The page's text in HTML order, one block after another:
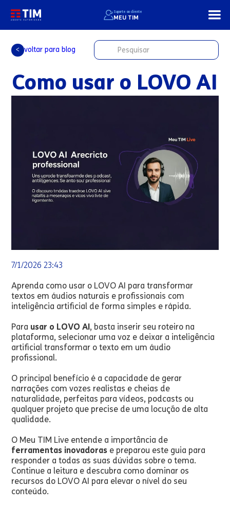
Suporte ao cliente
MEU TIM
< voltar para blog
Como usar o LOVO AI
7/1/2026 23:43
Aprenda como usar o LOVO AI para transformar
textos em áudios naturais e profissionais com
inteligência artificial de forma simples e rápida.
Para usar o LOVO AI, basta inserir seu roteiro na
plataforma, selecionar uma voz e deixar a inteligência
artificial transformar o texto em um áudio
profissional.
O principal benefício é a capacidade de gerar
narrações com vozes realistas e cheias de
naturalidade, perfeitas para vídeos, podcasts ou
qualquer projeto que precise de uma locução de alta
qualidade.
O Meu TIM Live entende a importância de
ferramentas inovadoras e preparou este guia para
responder a todas as suas dúvidas sobre o tema.
Continue a leitura e descubra como dominar os
recursos do LOVO AI para elevar o nível do seu
conteúdo.